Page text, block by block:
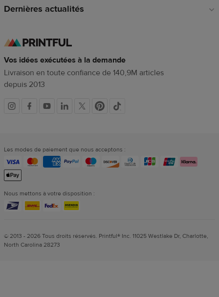
Dernières actualités
Vos idées exécutées à la demande
Livraison en toute confiance de 140,9M articles
depuis 2013
Liens
les
réseaux
sociaux
Les modes de paiement que nous acceptons :
Nous mettons à votre disposition :
© 2013 - 2026 Tous droits réservés. Printful® Inc. 11025 Westlake Dr, Charlotte,
North Carolina 28273